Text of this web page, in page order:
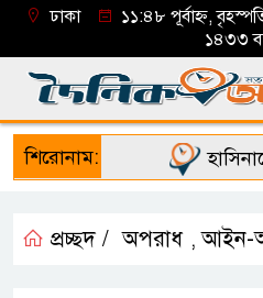
ঢাকা
১১:৪৮ পূর্বাহ্ন,
১৪৩৩
শিরোনাম:
প্রচ্ছদ / অপরাধ ,আইন-